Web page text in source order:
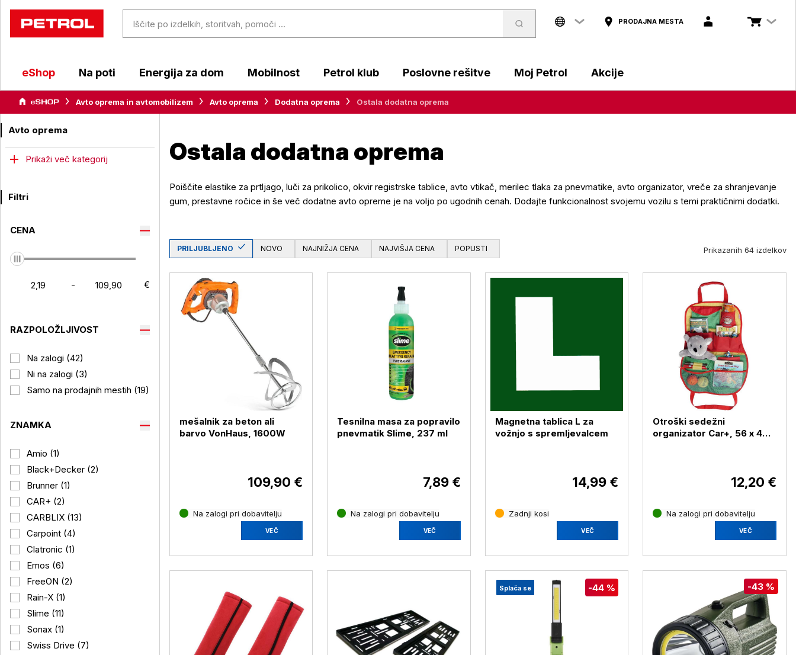
PRODAJNA MESTA
eShop Na poti Energija za dom Mobilnost Petrol klub Poslovne rešitve Moj Petrol Akcije
Avto oprema in avtomobilizem Avto oprema Dodatna oprema Ostala dodatna oprema
Avto oprema
Prikaži več kategorij
Filtri
CENA
- €
RAZPOLOŽLJIVOST
Na zalogi (42)
Ni na zalogi (3)
Samo na prodajnih mestih (19)
ZNAMKA
Amio (1)
Black+Decker (2)
Brunner (1)
CAR+ (2)
CARBLIX (13)
Carpoint (4)
Clatronic (1)
Emos (6)
FreeON (2)
Rain-X (1)
Slime (11)
Sonax (1)
Swiss Drive (7)
Ostala dodatna oprema
Poiščite elastike za prtljago, luči za prikolico, okvir registrske tablice, avto vtikač, merilec tlaka za pnevmatike, avto organizator, vreče za shranjevanje
gum, prestavne ročice in še več dodatne avto opreme je na voljo po ugodnih cenah. Dodajte funkcionalnost svojemu vozilu s temi praktičnimi dodatki.
PRILJUBLJENO NOVO NAJNIŽJA CENA NAJVIŠJA CENA POPUSTI Prikazanih 64 izdelkov
mešalnik za beton ali
barvo VonHaus, 1600W
109,90 €
Na zalogi pri dobavitelju
VEČ
Tesnilna masa za popravilo
pnevmatik Slime, 237 ml
7,89 €
Na zalogi pri dobavitelju
VEČ
Magnetna tablica L za
vožnjo s spremljevalcem
14,99 €
Zadnji kosi
VEČ
Otroški sedežni
organizator Car+, 56 x 42
12,20 €
Na zalogi pri dobavitelju
VEČ
Splača se -44 % -43 %